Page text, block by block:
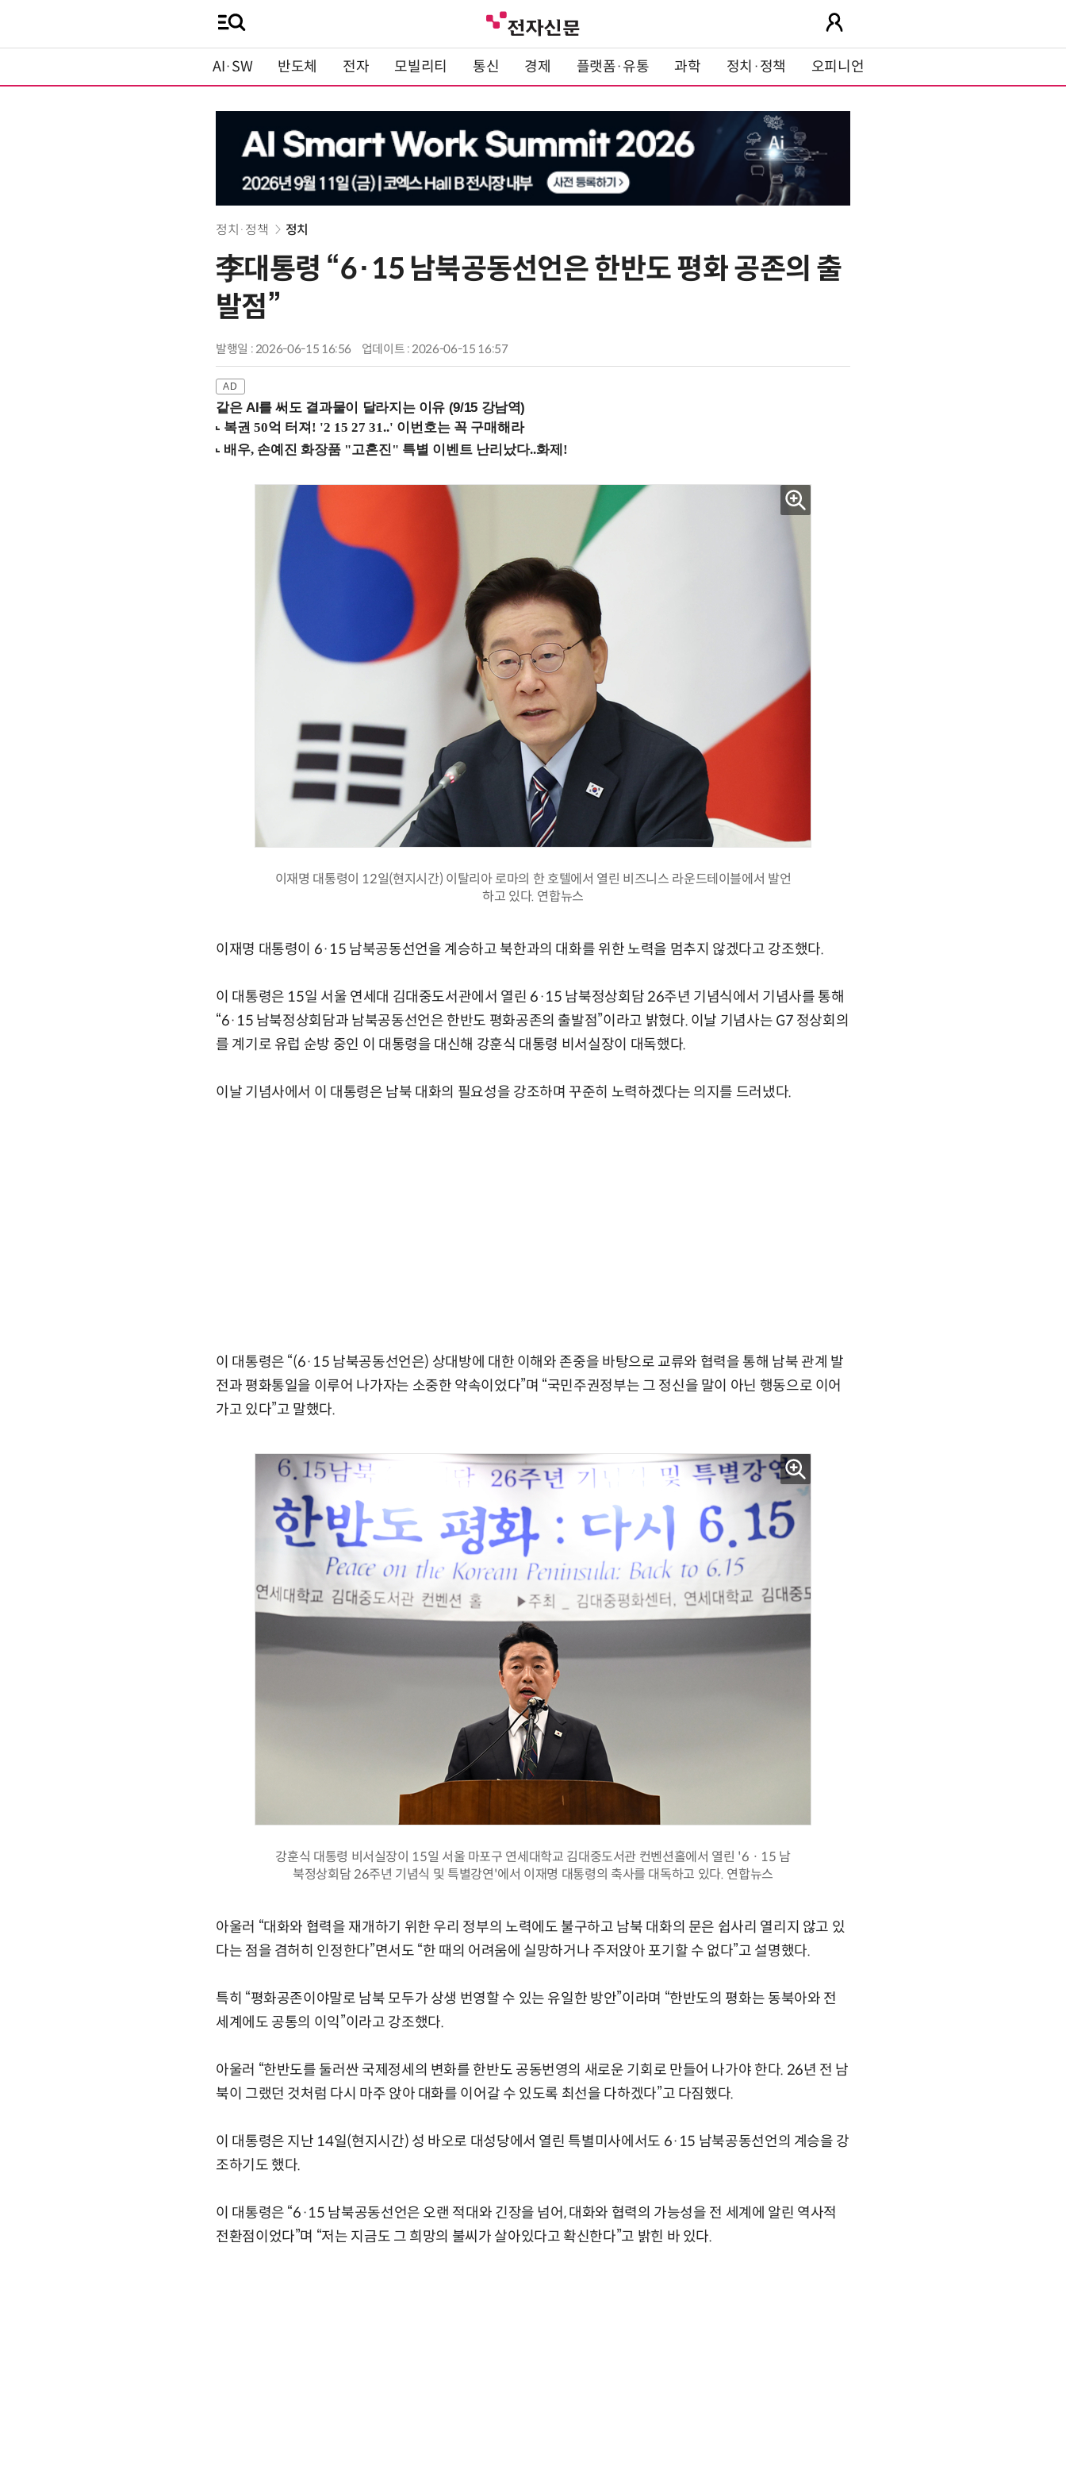
AI·SW 반도체 전자 모빌리티 통신 경제 플랫폼·유통 과학 정치·정책 오피니언
정치·정책 정치
李대통령 “6·15 남북공동선언은 한반도 평화 공존의 출
발점”
발행일 : 2026-06-15 16:56 업데이트 : 2026-06-15 16:57
같은 AI를 써도 결과물이 달라지는 이유 (9/15 강남역)
이재명 대통령이 12일(현지시간) 이탈리아 로마의 한 호텔에서 열린 비즈니스 라운드테이블에서 발언
하고 있다. 연합뉴스
이재명 대통령이 6·15 남북공동선언을 계승하고 북한과의 대화를 위한 노력을 멈추지 않겠다고 강조했다.
이 대통령은 15일 서울 연세대 김대중도서관에서 열린 6·15 남북정상회담 26주년 기념식에서 기념사를 통해
“6·15 남북정상회담과 남북공동선언은 한반도 평화공존의 출발점”이라고 밝혔다. 이날 기념사는 G7 정상회의
를 계기로 유럽 순방 중인 이 대통령을 대신해 강훈식 대통령 비서실장이 대독했다.
이날 기념사에서 이 대통령은 남북 대화의 필요성을 강조하며 꾸준히 노력하겠다는 의지를 드러냈다.
이 대통령은 “(6·15 남북공동선언은) 상대방에 대한 이해와 존중을 바탕으로 교류와 협력을 통해 남북 관계 발
전과 평화통일을 이루어 나가자는 소중한 약속이었다”며 “국민주권정부는 그 정신을 말이 아닌 행동으로 이어
가고 있다”고 말했다.
강훈식 대통령 비서실장이 15일 서울 마포구 연세대학교 김대중도서관 컨벤션홀에서 열린 '6ㆍ15 남
북정상회담 26주년 기념식 및 특별강연'에서 이재명 대통령의 축사를 대독하고 있다. 연합뉴스
아울러 “대화와 협력을 재개하기 위한 우리 정부의 노력에도 불구하고 남북 대화의 문은 쉽사리 열리지 않고 있
다는 점을 겸허히 인정한다”면서도 “한 때의 어려움에 실망하거나 주저앉아 포기할 수 없다”고 설명했다.
특히 “평화공존이야말로 남북 모두가 상생 번영할 수 있는 유일한 방안”이라며 “한반도의 평화는 동북아와 전
세계에도 공통의 이익”이라고 강조했다.
아울러 “한반도를 둘러싼 국제정세의 변화를 한반도 공동번영의 새로운 기회로 만들어 나가야 한다. 26년 전 남
북이 그랬던 것처럼 다시 마주 앉아 대화를 이어갈 수 있도록 최선을 다하겠다”고 다짐했다.
이 대통령은 지난 14일(현지시간) 성 바오로 대성당에서 열린 특별미사에서도 6·15 남북공동선언의 계승을 강
조하기도 했다.
이 대통령은 “6·15 남북공동선언은 오랜 적대와 긴장을 넘어, 대화와 협력의 가능성을 전 세계에 알린 역사적
전환점이었다”며 “저는 지금도 그 희망의 불씨가 살아있다고 확신한다”고 밝힌 바 있다.